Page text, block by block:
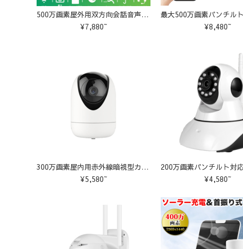
500万画素屋外用双方向会話音声通信機能搭載 M-TR2
¥7,880~
¥8,480~
300万画素屋内用赤外線暗視型カメラ Z-A5
¥5,580~
¥4,580~